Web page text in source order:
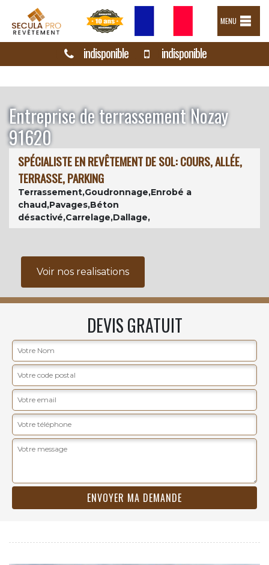
MENU
indisponible indisponible
Entreprise de terrassement Nozay
91620
SPÉCIALISTE EN REVÊTEMENT DE SOL: COURS, ALLÉE,
TERRASSE, PARKING
Terrassement,Goudronnage,Enrobé a
chaud,Pavages,Béton
désactivé,Carrelage,Dallage,
Voir nos realisations
DEVIS GRATUIT